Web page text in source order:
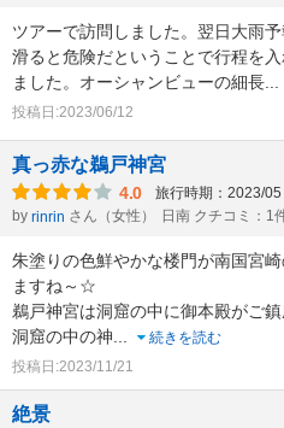
ツアーで訪問しました。翌日大雨予
滑ると危険だということで行程を
ました。オーシャンビューの細長
投稿日:2023/06/12
真っ赤な鵜戸神宮
4.0 旅行時期：2023/05
by rinrin さん（女性） 日南 クチコミ：1
朱塗りの色鮮やかな楼門が南国宮崎
ますね～☆
鵜戸神宮は洞窟の中に御本殿がご鎮
洞窟の中の神
続きを読む
投稿日:2023/11/21
絶景